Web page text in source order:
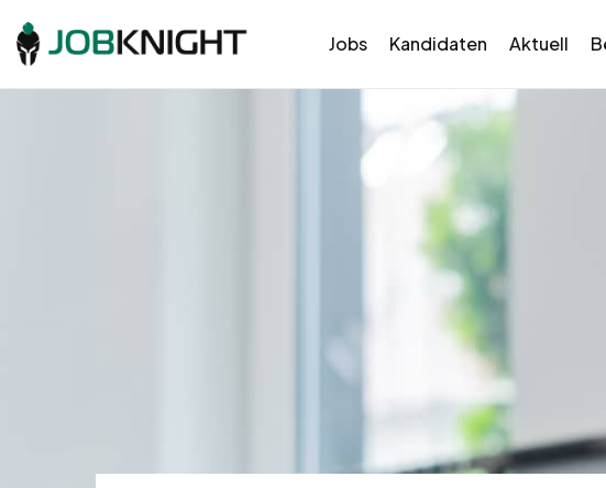
Jobs Kandidaten Aktuell